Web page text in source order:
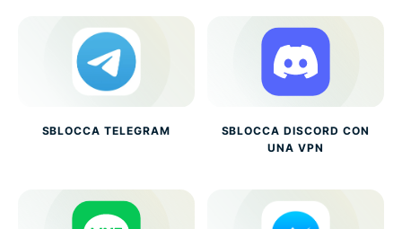
SBLOCCA TELEGRAM
SBLOCCA DISCORD CON
UNA VPN